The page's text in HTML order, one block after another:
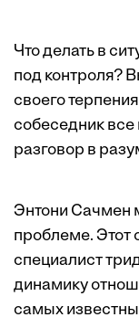
Что делать в
под контроля?
своего
собеседник все
разговор в
Энтони Сачмен
проблеме. Этот
специалист
динамику
самых